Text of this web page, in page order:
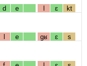
d e l ɛ kt
l e gʁ ɛ s